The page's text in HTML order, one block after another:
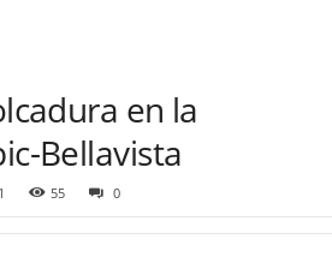
en la
Bellavista
55 0